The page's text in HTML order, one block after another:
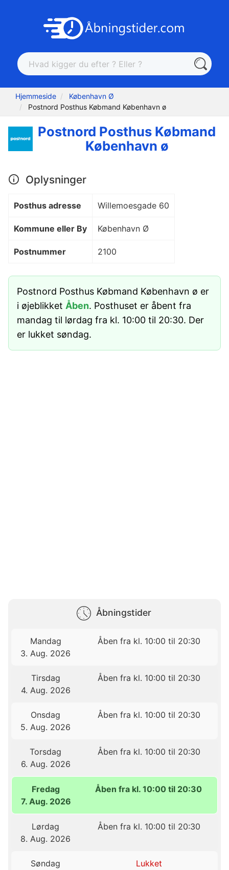
Hjemmeside
København Ø
Postnord Posthus Købmand København ø
Postnord Posthus Købmand
København ø
Oplysninger
Posthus adresse Willemoesgade 60
Kommune eller By København Ø
Postnummer 2100
Postnord Posthus Købmand København ø er
i øjeblikket Åben. Posthuset er åbent fra
mandag til lørdag fra kl. 10:00 til 20:30. Der
er lukket søndag.
Åbningstider
Mandag
3. Aug. 2026
Åben fra kl. 10:00 til 20:30
Tirsdag
4. Aug. 2026
Åben fra kl. 10:00 til 20:30
Onsdag
5. Aug. 2026
Åben fra kl. 10:00 til 20:30
Torsdag
6. Aug. 2026
Åben fra kl. 10:00 til 20:30
Fredag
7. Aug. 2026
Åben fra kl. 10:00 til 20:30
Lørdag
8. Aug. 2026
Åben fra kl. 10:00 til 20:30
Søndag
Lukket